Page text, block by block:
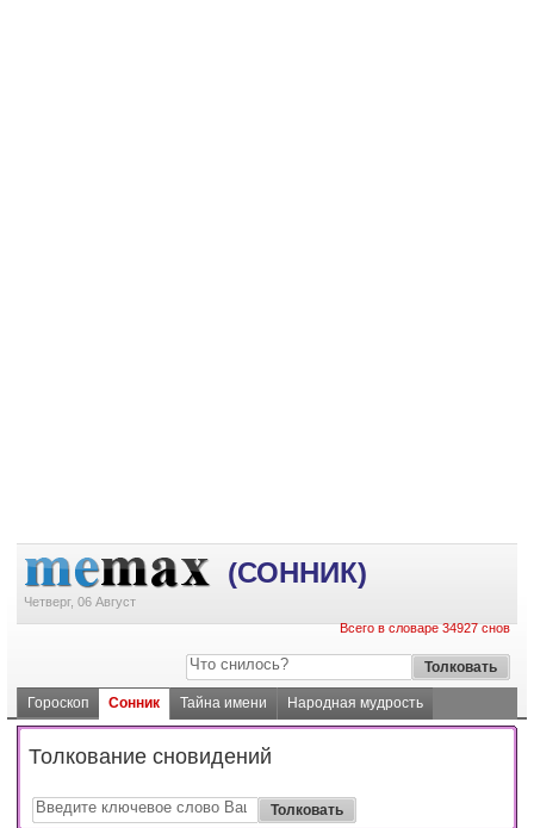
(СОННИК)
Четверг, 06 Август
Всего в словаре 34927 снов
Гороскоп Сонник Тайна имени Народная мудрость
Толкование сновидений